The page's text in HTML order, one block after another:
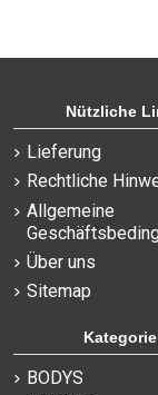
Nützliche
Lieferung
Rechtliche
Allgemeine
Über uns
Sitemap
BODYS